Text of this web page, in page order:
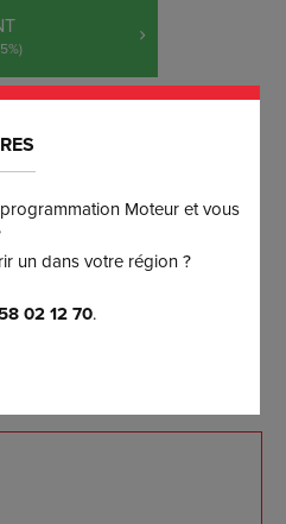
E85 par reprogrammation
nous pour plus
Moteur et vous
un dans votre région ?
02 12 70.